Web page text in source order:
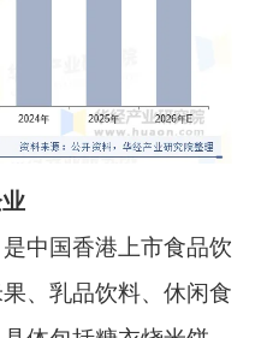
中国香港上市食品饮
、乳品饮料、休闲食